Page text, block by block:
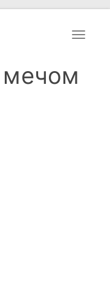
Toggle
мечом